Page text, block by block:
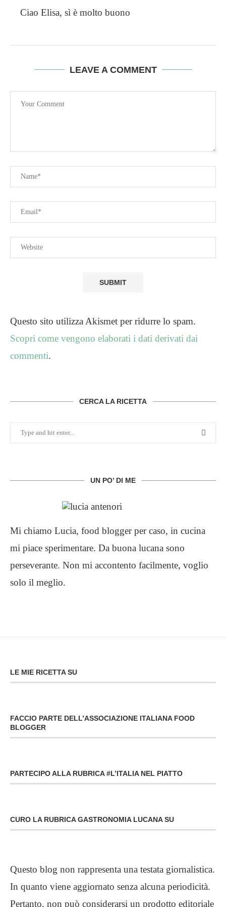
Ciao Elisa, sì è molto buono
LEAVE A COMMENT
Questo sito utilizza Akismet per ridurre lo spam.
Scopri come vengono elaborati i dati derivati dai
commenti.
CERCA LA RICETTA
UN PO’ DI ME
Mi chiamo Lucia, food blogger per caso, in cucina
mi piace sperimentare. Da buona lucana sono
perseverante. Non mi accontento facilmente, voglio
solo il meglio.
LE MIE RICETTA SU
FACCIO PARTE DELL’ASSOCIAZIONE ITALIANA FOOD
BLOGGER
PARTECIPO ALLA RUBRICA #L’ITALIA NEL PIATTO
CURO LA RUBRICA GASTRONOMIA LUCANA SU
Questo blog non rappresenta una testata giornalistica.
In quanto viene aggiornato senza alcuna periodicità.
Pertanto, non può considerarsi un prodotto editoriale